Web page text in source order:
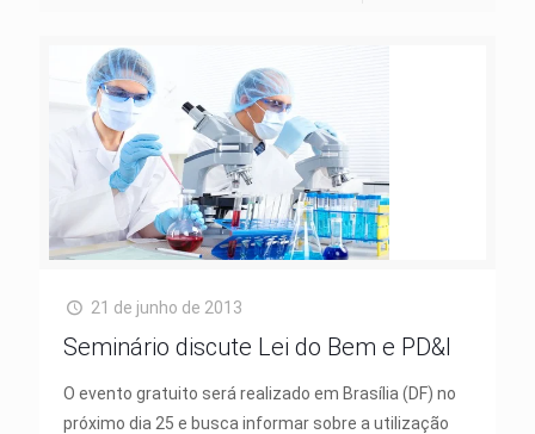
21 de junho de 2013
Seminário discute Lei do Bem e PD&I
O evento gratuito será realizado em Brasília (DF) no
próximo dia 25 e busca informar sobre a utilização